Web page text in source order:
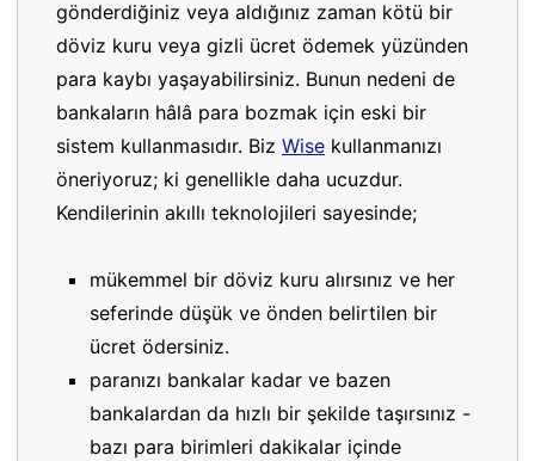
gönderdiğiniz veya aldığınız zaman kötü bir
döviz kuru veya gizli ücret ödemek yüzünden
para kaybı yaşayabilirsiniz. Bunun nedeni de
bankaların hâlâ para bozmak için eski bir
sistem kullanmasıdır. Biz Wise kullanmanızı
öneriyoruz; ki genellikle daha ucuzdur.
Kendilerinin akıllı teknolojileri sayesinde;
mükemmel bir döviz kuru alırsınız ve her
seferinde düşük ve önden belirtilen bir
ücret ödersiniz.
paranızı bankalar kadar ve bazen
bankalardan da hızlı bir şekilde taşırsınız -
bazı para birimleri dakikalar içinde